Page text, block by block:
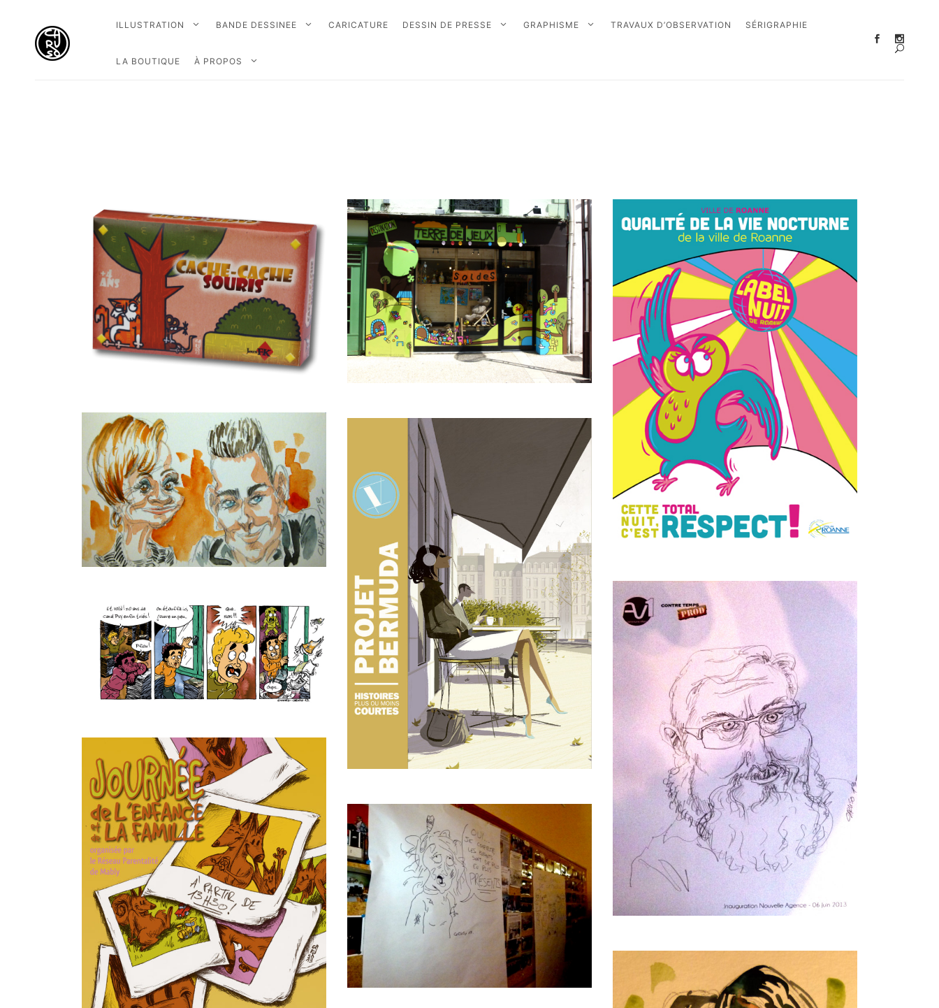
ILLUSTRATION BANDE DESSINEE CARICATURE DESSIN DE PRESSE GRAPHISME TRAVAUX D’OBSERVATION SÉRIGRAPHIE
LA BOUTIQUE À PROPOS